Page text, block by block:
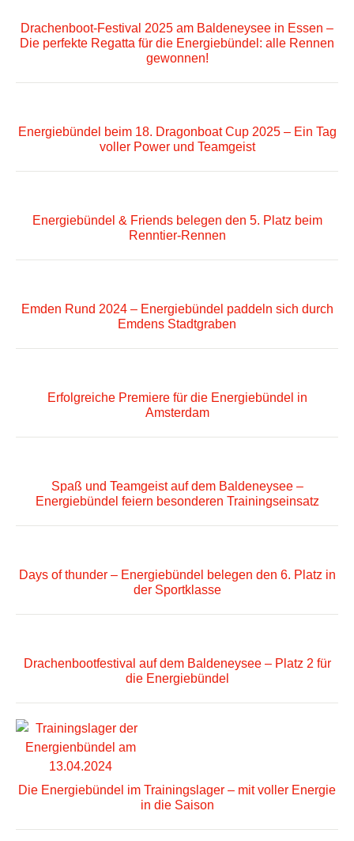
Drachenboot-Festival 2025 am Baldeneysee in Essen –
Die perfekte Regatta für die Energiebündel: alle Rennen
gewonnen!
Energiebündel beim 18. Dragonboat Cup 2025 – Ein Tag
voller Power und Teamgeist
Energiebündel & Friends belegen den 5. Platz beim
Renntier-Rennen
Emden Rund 2024 – Energiebündel paddeln sich durch
Emdens Stadtgraben
Erfolgreiche Premiere für die Energiebündel in
Amsterdam
Spaß und Teamgeist auf dem Baldeneysee –
Energiebündel feiern besonderen Trainingseinsatz
Days of thunder – Energiebündel belegen den 6. Platz in
der Sportklasse
Drachenbootfestival auf dem Baldeneysee – Platz 2 für
die Energiebündel
Die Energiebündel im Trainingslager – mit voller Energie
in die Saison